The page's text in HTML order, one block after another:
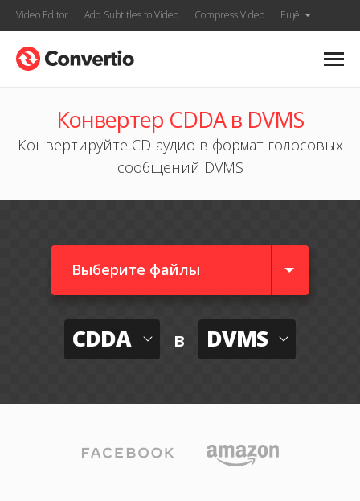
Video Editor Add Subtitles to Video Compress Video Ещё
Конвертер CDDA в DVMS
Конвертируйте CD-аудио в формат голосовых
сообщений DVMS
Выберите файлы
CDDA в DVMS